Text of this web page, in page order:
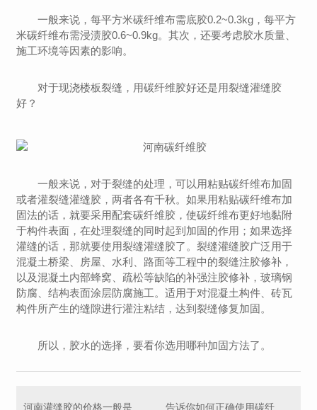
一般来说，每平方米碳纤维布需底胶0.2~0.3kg，每平方
米碳纤维布需浸渍胶0.6~0.9kg。其次，还要考虑胶水质量、
施工环境等因素的影响。
对于现浇楼板裂缝，用碳纤维胶好还是用裂缝灌缝胶
好？
一般来说，对于裂缝的处理，可以用粘贴碳纤维布加固
或者灌裂缝灌缝胶，两者各有千秋。如果用粘贴碳纤维布加
固法的话，就要采用配套碳纤维胶，使碳纤维布更好地黏附
于构件表面，在处理裂缝的同时起到加固的作用；如果选择
灌缝的话，那就要使用裂缝灌缝胶了。裂缝灌缝胶广泛用于
混凝土桥梁、房屋、水利、路面等工程中的裂缝注胶修补，
以及混凝土内部蜂窝、疏松等缺陷的补强注胶修补，玻璃钢
防腐、结构表面涂层防腐施工。适用于对混凝土构件、砖瓦
构件所产生的缝隙进行灌注粘结，达到裂缝修复加固。
所以，胶水的选择，要看你选用哪种加固方法了。